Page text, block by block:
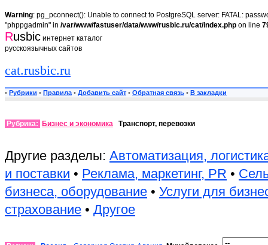
Warning: pg_pconnect(): Unable to connect to PostgreSQL server: FATAL:
"phppgadmin" in /var/www/fastuser/data/www/rusbic.ru/cat/index.php on line
Rusbic интернет каталог
русскоязычных сайтов
cat.rusbic.ru
• Рубрики • Правила • Добавить сайт • Обратная связь • В закладки
Рубрика: Бизнес и экономика Транспорт, перевозки
Другие разделы: Автоматизация,
и поставки • Реклама, маркетинг, PR •
бизнеса, оборудование • Услуги для
страхование • Другое